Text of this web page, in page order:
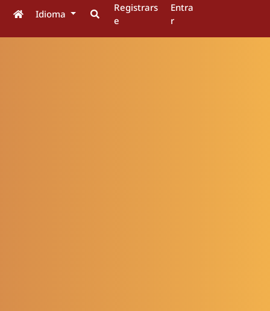
Idioma
Registrars
e
Entra
r